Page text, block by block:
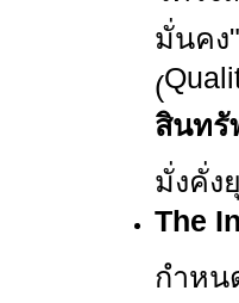
มั่นคง
(
สินทรั
มั่งคั่ง
The
กำหน